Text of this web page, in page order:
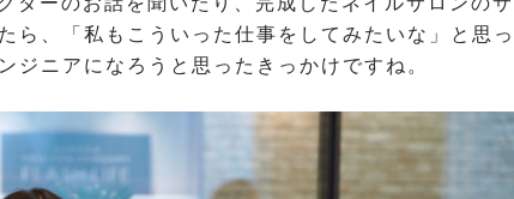
ら、「私もこういった仕事をしてみたいな」と思っ
ジニアになろうと思ったきっかけですね。